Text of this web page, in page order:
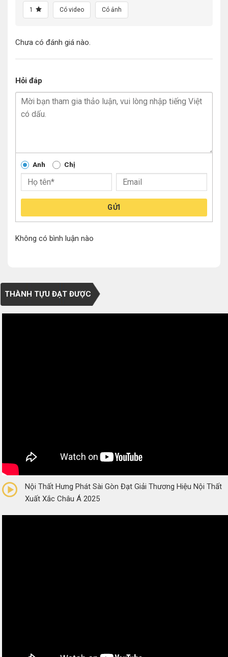
1 Có video Có ảnh
Chưa có đánh giá nào.
Hỏi đáp
Anh Chị
GỬI
Không có bình luận nào
THÀNH TỰU ĐẠT ĐƯỢC
(0 Reviews)
Nội Thất Hưng Phát Sài Gòn Đạt Giải Thương Hiệu Nội Thất
Xuất Xắc Châu Á 2025